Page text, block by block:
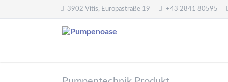
3902 Vitis, Europastraße 19 +43 2841 80595